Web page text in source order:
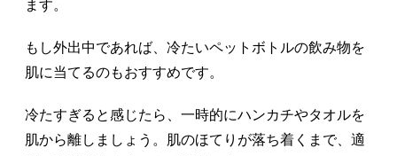
ます。
もし外出中であれば、冷たいペットボトルの飲み物を
肌に当てるのもおすすめです。
冷たすぎると感じたら、一時的にハンカチやタオルを
肌から離しましょう。肌のほてりが落ち着くまで、適